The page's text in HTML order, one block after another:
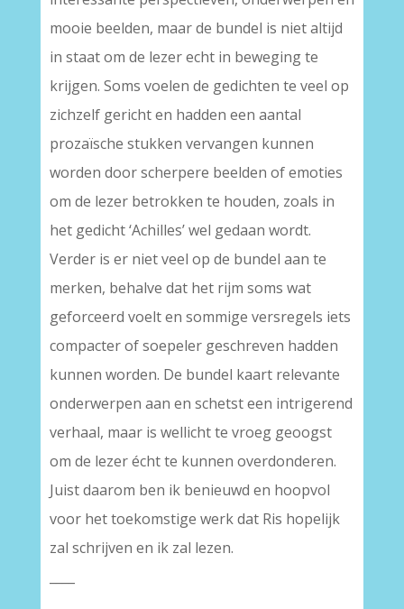
mooie beelden, maar de bundel is niet altijd
in staat om de lezer echt in beweging te
krijgen. Soms voelen de gedichten te veel op
zichzelf gericht en hadden een aantal
prozaïsche stukken vervangen kunnen
worden door scherpere beelden of emoties
om de lezer betrokken te houden, zoals in
het gedicht ‘Achilles’ wel gedaan wordt.
Verder is er niet veel op de bundel aan te
merken, behalve dat het rijm soms wat
geforceerd voelt en sommige versregels iets
compacter of soepeler geschreven hadden
kunnen worden. De bundel kaart relevante
onderwerpen aan en schetst een intrigerend
verhaal, maar is wellicht te vroeg geoogst
om de lezer écht te kunnen overdonderen.
Juist daarom ben ik benieuwd en hoopvol
voor het toekomstige werk dat Ris hopelijk
zal schrijven en ik zal lezen.